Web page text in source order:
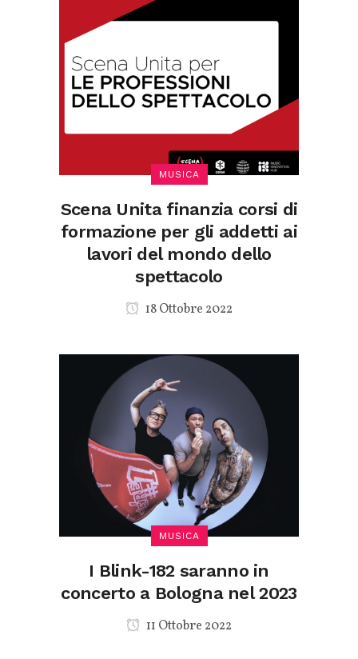
MUSICA
Scena Unita finanzia corsi di
formazione per gli addetti ai
lavori del mondo dello
spettacolo
18 Ottobre 2022
MUSICA
I Blink-182 saranno in
concerto a Bologna nel 2023
11 Ottobre 2022